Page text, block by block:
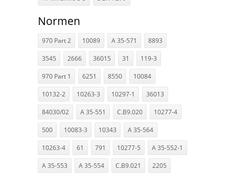
Normen
970 Part 2 10089 A 35-571 8893
3545 2666 36015 31 119-3
970 Part 1 6251 8550 10084
10132-2 10263-3 10297-1 36013
84030/02 A 35-551 C.B9.020 10277-4
500 10083-3 10343 A 35-564
10263-4 61 791 10277-5 A 35-552-1
A 35-553 A 35-554 C.B9.021 2205